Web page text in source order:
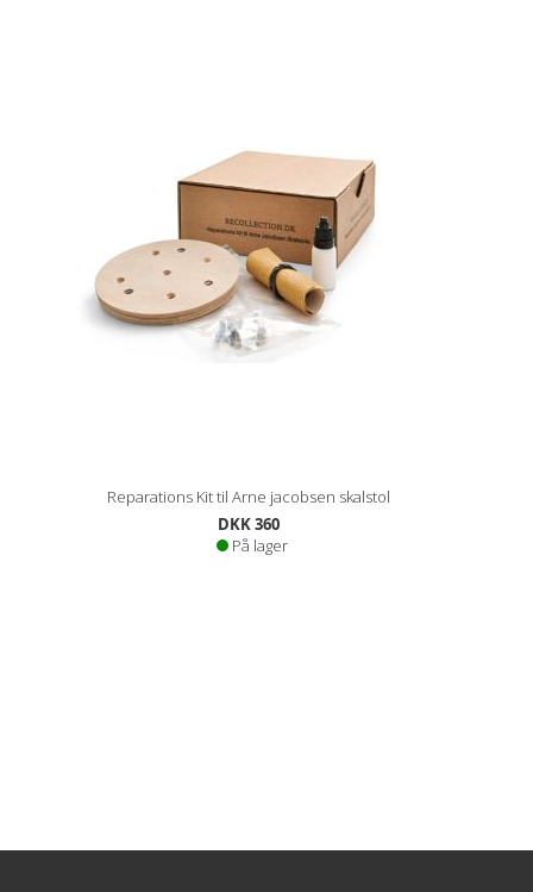
Reparations Kit til Arne jacobsen skalstol
DKK 360
På lager